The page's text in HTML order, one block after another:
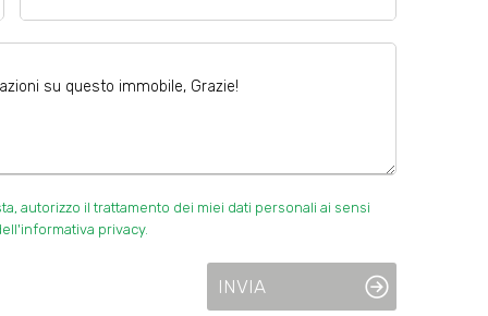
autorizzo il trattamento dei miei dati personali ai sensi
privacy.
INVIA